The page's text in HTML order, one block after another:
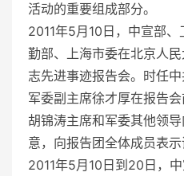
活动的重要组成部分。
2011年5月10日，中宣部
勤部、上海市委在北京人
志先进事迹报告会。时任
军委副主席徐才厚在报告
胡锦涛主席和军委其他领
意，向报告团全体成员表示
2011年5月10日到20日，